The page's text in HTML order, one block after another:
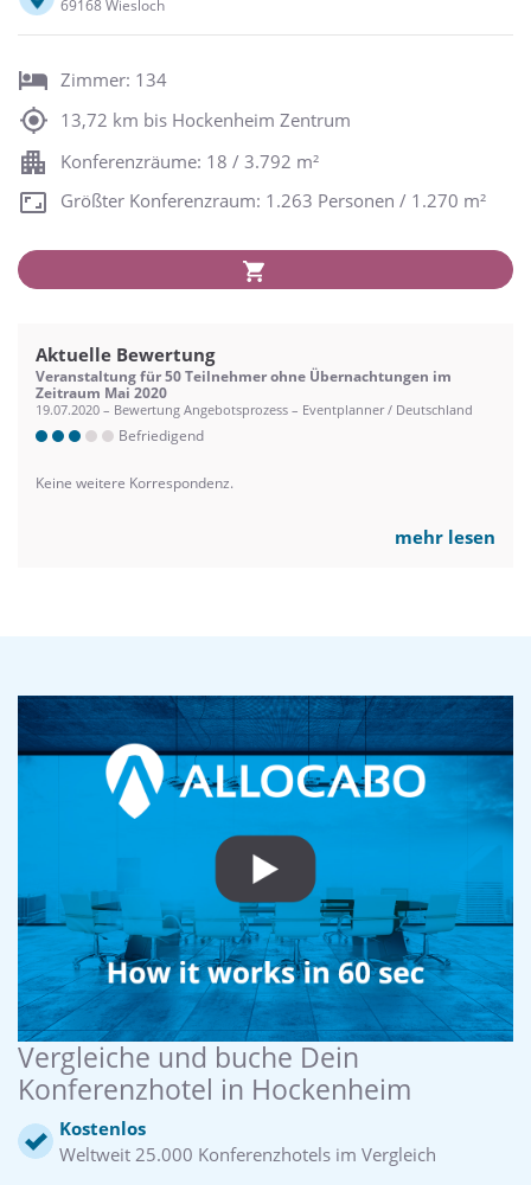
69168 Wiesloch
Zimmer: 134
13,72 km bis Hockenheim Zentrum
Konferenzräume: 18 / 3.792 m²
Größter Konferenzraum: 1.263 Personen / 1.270 m²
Aktuelle Bewertung
Veranstaltung für 50 Teilnehmer ohne Übernachtungen im
Zeitraum Mai 2020
19.07.2020 – Bewertung Angebotsprozess – Eventplanner / Deutschland
Befriedigend
Keine weitere Korrespondenz.
mehr lesen
Vergleiche und buche Dein
Konferenzhotel in Hockenheim
Kostenlos
Weltweit 25.000 Konferenzhotels im Vergleich